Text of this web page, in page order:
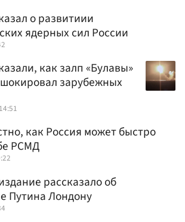
о развитиии
ядерных сил России
как залп «Булавы»
шокировал зарубежных
как Россия может быстро
РСМД
рассказало об
Путина Лондону